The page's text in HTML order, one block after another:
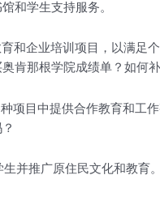
和学生支持服务。
和企业培训项目，以满
肯那根学院成绩单？如何
项目中提供合作教育和
并推广原住民文化和教